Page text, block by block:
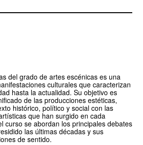
del grado de artes escénicas es una
culturales que caracterizan
hasta la actualidad. Su objetivo es
de las producciones estéticas,
histórico, político y social con las
que han surgido en cada
curso se abordan los principales debates
las últimas décadas y sus
de sentido.